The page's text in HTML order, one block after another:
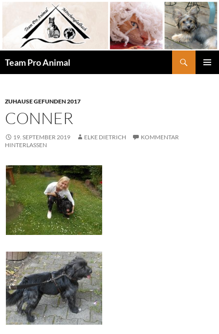
springen
Team Pro Animal
ZUHAUSE GEFUNDEN 2017
CONNER
19. SEPTEMBER 2019 ELKE DIETRICH
KOMMENTAR
HINTERLASSEN